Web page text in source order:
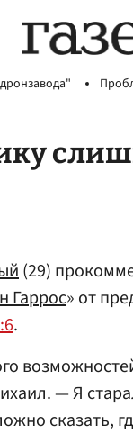
(29)
Гаррос» от
.
— Я
сказать,